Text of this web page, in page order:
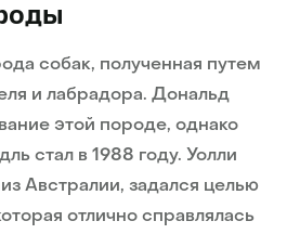
собак, полученная путем
и лабрадора. Дональд
этой породе, однако
стал в 1988 году. Уолли
Австралии, задался целью
отлично справлялась